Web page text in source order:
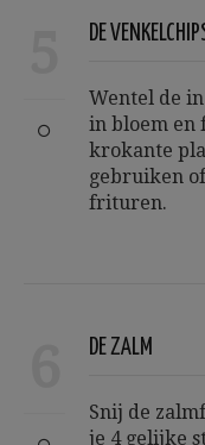
DE
Wentel de
in bloem en
krokante
gebruiken
frituren.
DE ZALM
Snij de
je 4 gelijke